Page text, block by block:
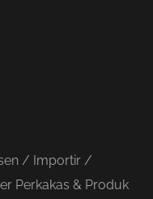
/ Importir /
Perkakas & Produk